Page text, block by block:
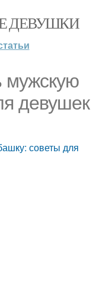
ДЕВУШКИ
мужскую
девушек
советы для